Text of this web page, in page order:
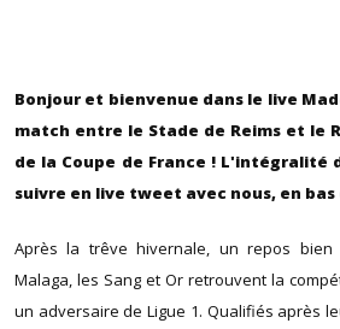
Bonjour et bienvenue dans le live
match entre le Stade de Reims et le
de la Coupe de France ! L'intégralité
suivre en live tweet avec nous, en
Après la trêve hivernale, un repos
Malaga, les Sang et Or retrouvent la
un adversaire de Ligue 1. Qualifiés après